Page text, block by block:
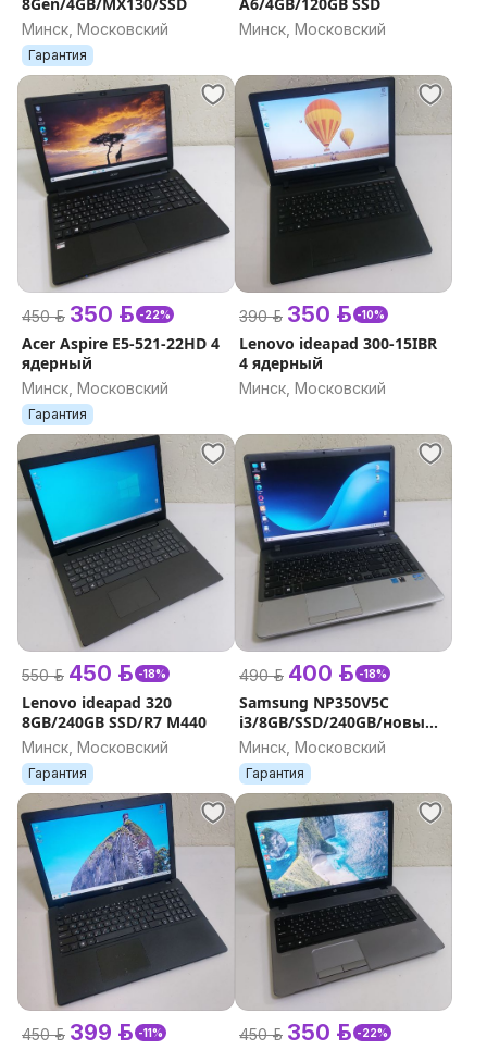
Минск, Московский
Гарантия
Минск, Московский
450 р. 350 р. -22%
Acer Aspire E5-521-22HD 4
ядерный
Минск, Московский
Гарантия
390 р. 350 р. -10%
Lenovo ideapad 300-15IBR
4 ядерный
Минск, Московский
550 р. 450 р. -18%
Lenovo ideapad 320
8GB/240GB SSD/R7 M440
Минск, Московский
Гарантия
490 р. 400 р. -18%
Samsung NP350V5C
i3/8GB/SSD/240GB/новый
АКБ
Минск, Московский
Гарантия
450 р. 399 р. -11% 450 р. 350 р. -22%